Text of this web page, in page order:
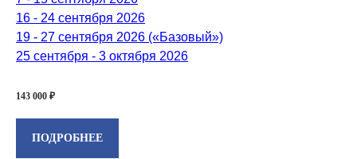
16 - 24 сентября 2026
19 - 27 сентября 2026 («Базовый»)
25 сентября - 3 октября 2026
143 000 ₽
ПОДРОБНЕЕ